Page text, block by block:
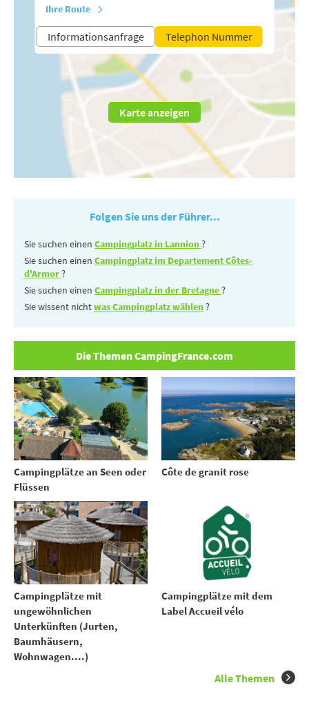
Ihre Route
Informationsanfrage Telephon Nummer
Karte anzeigen
Folgen Sie uns der Führer...
Sie suchen einen Campingplatz in Lannion?
Sie suchen einen Campingplatz im Departement Côtes-
d'Armor?
Sie suchen einen Campingplatz in der Bretagne?
Sie wissent nichtwas Campingplatz wählen?
Die Themen CampingFrance.com
Campingplätze an Seen oder
Flüssen
Côte de granit rose
Campingplätze mit
ungewöhnlichen
Unterkünften (Jurten,
Baumhäusern,
Wohnwagen....)
Campingplätze mit dem
Label Accueil vélo
Alle Themen